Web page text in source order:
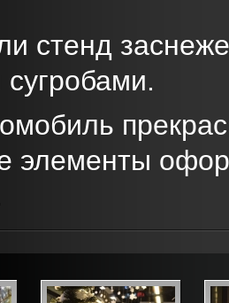
стенд
элементы